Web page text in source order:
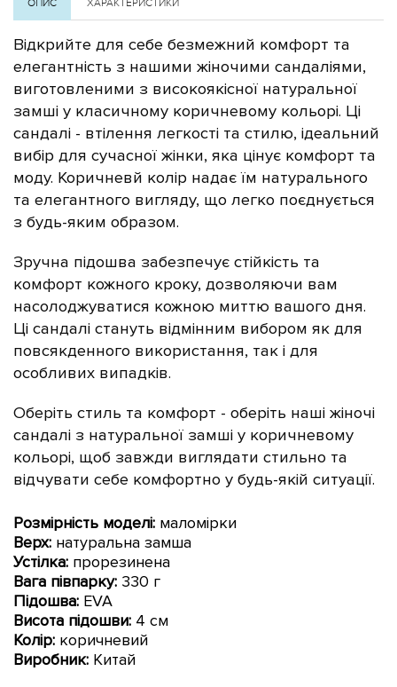
Відкрийте для себе безмежний комфорт та
елегантність з нашими жіночими сандаліями,
виготовленими з високоякісної натуральної
замші у класичному коричневому кольорі. Ці
сандалі - втілення легкості та стилю, ідеальний
вибір для сучасної жінки, яка цінує комфорт та
моду. Коричневй колір надає їм натурального
та елегантного вигляду, що легко поєднується
з будь-яким образом.
Зручна підошва забезпечує стійкість та
комфорт кожного кроку, дозволяючи вам
насолоджуватися кожною миттю вашого дня.
Ці сандалі стануть відмінним вибором як для
повсякденного використання, так і для
особливих випадків.
Оберіть стиль та комфорт - оберіть наші жіночі
сандалі з натуральної замші у коричневому
кольорі, щоб завжди виглядати стильно та
відчувати себе комфортно у будь-якій ситуації.
Розмірність моделі: маломірки
Верх: натуральна замша
Устілка: прорезинена
Вага півпарку: 330 г
Підошва: EVA
Висота підошви: 4 см
Колір: коричневий
Виробник: Китай